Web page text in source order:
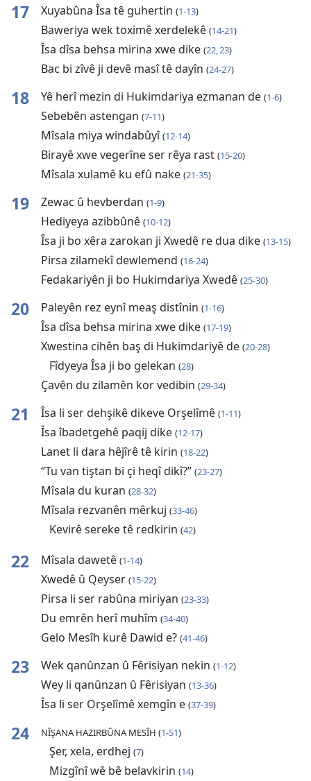
17 Xuyabûna Îsa tê guhertin (1-13)
Baweriya wek toximê xerdelekê (14-21)
Îsa dîsa behsa mirina xwe dike (22, 23)
Bac bi zîvê ji devê masî tê dayîn (24-27)
18 Yê herî mezin di Hukimdariya ezmanan de (1-6)
Sebebên astengan (7-11)
Mîsala miya windabûyî(12-14)
Birayê xwe vegerîne ser rêya rast (15-20)
Mîsala xulamê ku efû nake (21-35)
19 Zewac û hevberdan (1-9)
Hediyeya azibbûnê (10-12)
Îsa ji bo xêra zarokan ji Xwedê re dua dike (13-15)
Pirsa zilamekî dewlemend (16-24)
Fedakariyên ji bo Hukimdariya Xwedê (25-30)
20 Paleyên rez eynî meaş distînin (1-16)
Îsa dîsa behsa mirina xwe dike (17-19)
Xwestina cihên baş di Hukimdariyê de (20-28)
Fîdyeya Îsa ji bo gelekan (28)
Çavên du zilamên kor vedibin (29-34)
21 Îsa li ser dehşikê dikeve Orşelîmê (1-11)
Îsa îbadetgehê paqij dike (12-17)
Lanet li dara hêjîrê tê kirin (18-22)
“Tu van tiştan bi çi heqî dikî?” (23-27)
Mîsala du kuran (28-32)
Mîsala rezvanên mêrkuj (33-46)
Kevirê sereke tê redkirin (42)
22 Mîsala dawetê (1-14)
Xwedê û Qeyser (15-22)
Pirsa li ser rabûna miriyan (23-33)
Du emrên herî muhîm (34-40)
Gelo Mesîh kurê Dawid e? (41-46)
23 Wek qanûnzan û Fêrisiyan nekin (1-12)
Wey li qanûnzan û Fêrisiyan (13-36)
Îsa li ser Orşelîmê xemgîn e (37-39)
24 NÎŞANA HAZIRBÛNA MESÎH (1-51)
Şer, xela, erdhej (7)
Mizgînî wê bê belavkirin (14)